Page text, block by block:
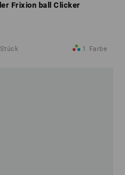
Frixion ball Clicker
1 Farbe